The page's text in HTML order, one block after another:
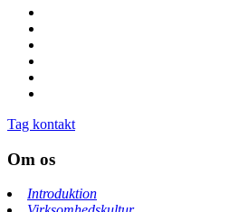
Tag kontakt
Om os
Introduktion